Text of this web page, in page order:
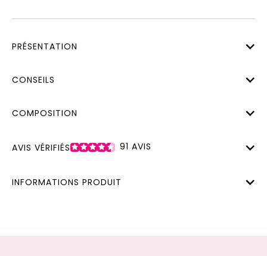
PRÉSENTATION
CONSEILS
COMPOSITION
AVIS VÉRIFIÉS 91 AVIS
INFORMATIONS PRODUIT